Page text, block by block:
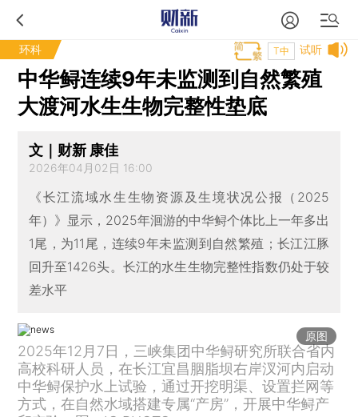
环科 试听
T中
中华鲟连续9年未监测到自然繁殖
大渡河水生生物完整性垫底
文｜财新 康佳
2026年04月02日 16:00
《长江流域水生生物资源及生境状况公报（2025
年）》显示，2025年洄游的中华鲟个体比上一年多出
1尾，为11尾，连续9年未监测到自然繁殖；长江江豚
回升至1426头。长江的水生生物完整性指数仍处于较
差水平
原图
2025年12月7日，三峡集团中华鲟研究所联合省内
高校科研人员，在长江宜昌胭脂坝右岸汊河内启动
中华鲟保护水上试验，通过开挖明渠、设置拦网等
方式，在自然水域搭建专属“产房”，开展中华鲟产